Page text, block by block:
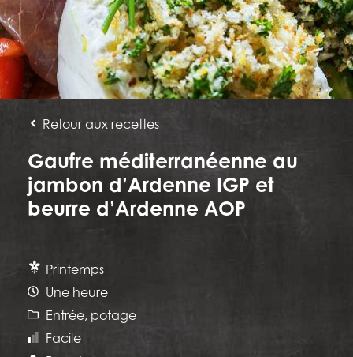
Retour aux recettes
Gaufre méditerranéenne au
jambon d’Ardenne IGP et
beurre d’Ardenne AOP
Printemps
Une heure
Entrée, potage
Facile